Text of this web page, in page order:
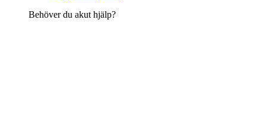
Behöver du akut hjälp?